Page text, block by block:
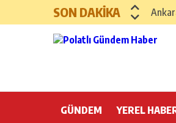
SON DAKİKA
Yılın
Hayri
GÜNDEM YEREL